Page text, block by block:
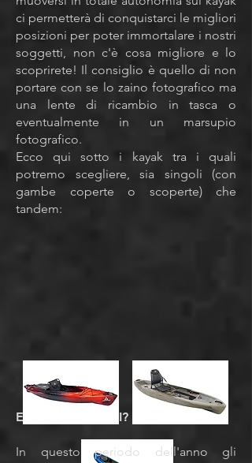
ci permetterà di conquistarci le migliori
posizioni per poter immortalare i nostri
soggetti, non c'è cosa migliore e lo
scoprirete! Il consiglio è quello di non
portare con se lo zaino fotografico ma
una lente di ricambio in tasca o
eventualmente in un marsupio
fotografico.
Ecco qui sotto i kayak tra i quali
potremo scegliere, sia singoli (con
gambe coperte o scoperte) che
tandem:
E GLI ALLIGATORI?
In questo periodo dell'anno gli